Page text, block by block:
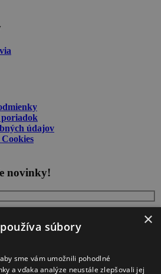
údajov
novinky!
×
súbory
sme vám umožnili pohodlné
a vďaka analýze neustále zlepšovali jej